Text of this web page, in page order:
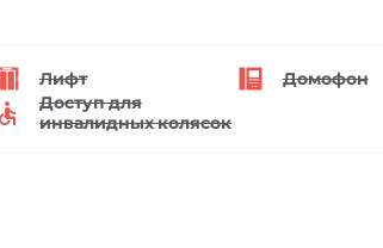
Лифт
Домофон
Доступ для
инвалидных колясок